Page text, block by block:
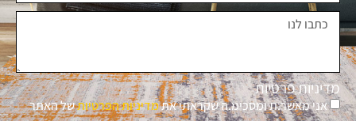
מדיניות פרטיות
אני מאשר.ת ומסכימ.ה שקראתי אתמדיניות הפרטיותשל האתר